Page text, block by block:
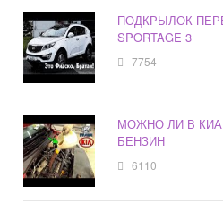
ПОДКРЫЛОК
SPORTAGE 3
7754
МОЖНО ЛИ В КИА
БЕНЗИН
6110